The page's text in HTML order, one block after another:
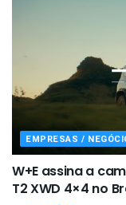
EMPRESAS /
W+E assina a
T2 XWD 4×4 no